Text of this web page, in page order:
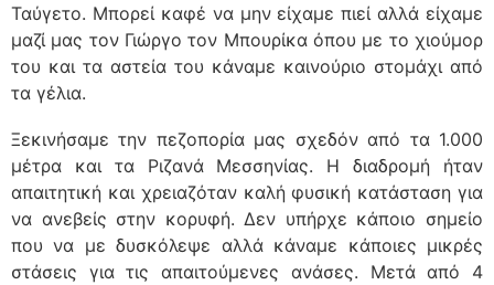
Ταύγετο. Μπορεί καφέ να μην είχαμε πιεί αλλά είχαμε
μαζί μας τον Γιώργο τον Μπουρίκα όπου με το χιούμορ
του και τα αστεία του κάναμε καινούριο στομάχι από
τα γέλια.
Ξεκινήσαμε την πεζοπορία μας σχεδόν από τα 1.000
μέτρα και τα Ριζανά Μεσσηνίας. Η διαδρομή ήταν
απαιτητική και χρειαζόταν καλή φυσική κατάσταση για
να ανεβείς στην κορυφή. Δεν υπήρχε κάποιο σημείο
που να με δυσκόλεψε αλλά κάναμε κάποιες μικρές
στάσεις για τις απαιτούμενες ανάσες. Μετά από 4